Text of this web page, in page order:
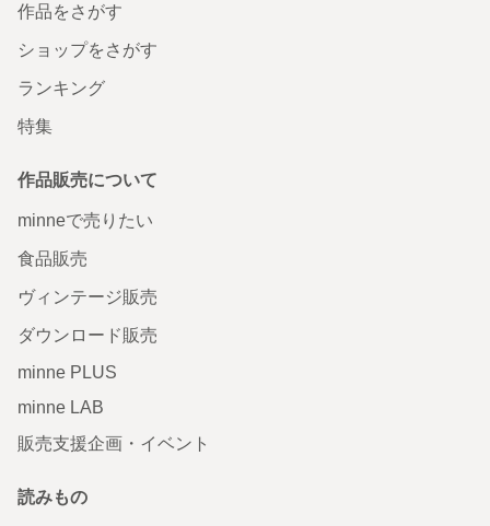
作品をさがす
ショップをさがす
ランキング
特集
作品販売について
minneで売りたい
食品販売
ヴィンテージ販売
ダウンロード販売
minne PLUS
minne LAB
販売支援企画・イベント
読みもの